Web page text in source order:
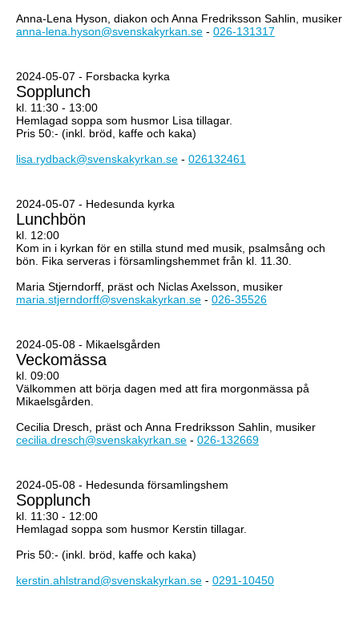
Anna-Lena Hyson, diakon och Anna Fredriksson Sahlin, musiker
anna-lena.hyson@svenskakyrkan.se - 026-131317
2024-05-07 - Forsbacka kyrka
Sopplunch
kl. 11:30 - 13:00
Hemlagad soppa som husmor Lisa tillagar.
Pris 50:- (inkl. bröd, kaffe och kaka)
lisa.rydback@svenskakyrkan.se - 026132461
2024-05-07 - Hedesunda kyrka
Lunchbön
kl. 12:00
Kom in i kyrkan för en stilla stund med musik, psalmsång och
bön. Fika serveras i församlingshemmet från kl. 11.30.
Maria Stjerndorff, präst och Niclas Axelsson, musiker
maria.stjerndorff@svenskakyrkan.se - 026-35526
2024-05-08 - Mikaelsgården
Veckomässa
kl. 09:00
Välkommen att börja dagen med att fira morgonmässa på
Mikaelsgården.
Cecilia Dresch, präst och Anna Fredriksson Sahlin, musiker
cecilia.dresch@svenskakyrkan.se - 026-132669
2024-05-08 - Hedesunda församlingshem
Sopplunch
kl. 11:30 - 12:00
Hemlagad soppa som husmor Kerstin tillagar.
Pris 50:- (inkl. bröd, kaffe och kaka)
kerstin.ahlstrand@svenskakyrkan.se - 0291-10450